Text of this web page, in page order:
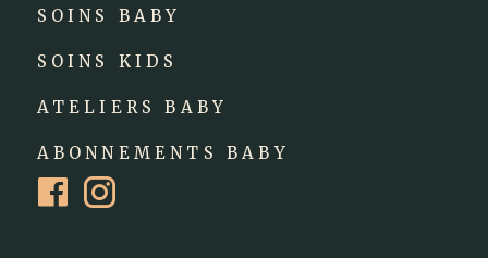
SOINS BABY
SOINS KIDS
ATELIERS BABY
ABONNEMENTS BABY
r u